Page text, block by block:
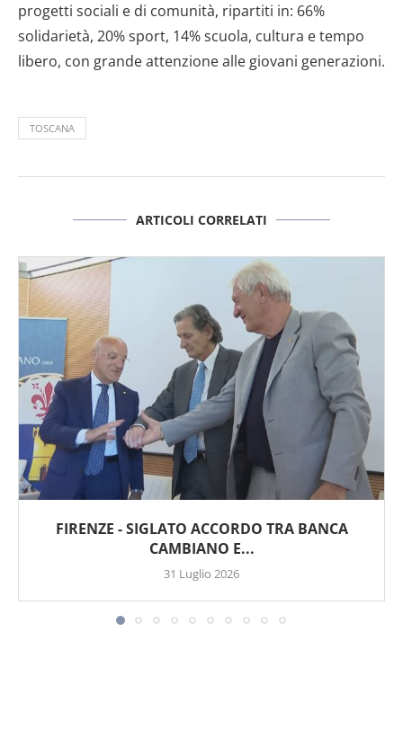
progetti sociali e di comunità, ripartiti in: 66%
solidarietà, 20% sport, 14% scuola, cultura e tempo
libero, con grande attenzione alle giovani generazioni.
TOSCANA
ARTICOLI CORRELATI
FIRENZE - SIGLATO ACCORDO TRA BANCA
CAMBIANO E...
31 Luglio 2026